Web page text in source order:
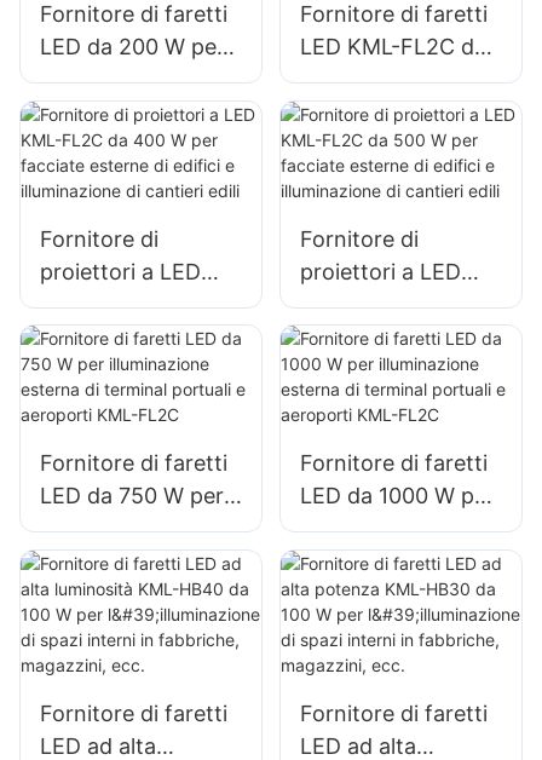
Fornitore di faretti
LED da 200 W per
illuminazione di
parcheggi e
magazzini esterni
KML-FL2C
Fornitore di faretti
LED KML-FL2C da
240 W per
illuminazione di
parcheggi e
magazzini esterni
Fornitore di
proiettori a LED
KML-FL2C da 400
W per facciate
esterne di edifici e
illuminazione di
Fornitore di
proiettori a LED
KML-FL2C da 500
W per facciate
esterne di edifici e
illuminazione di
Fornitore di faretti
LED da 750 W per
illuminazione
esterna di terminal
portuali e aeroporti
KML-FL2C
Fornitore di faretti
LED da 1000 W per
illuminazione
esterna di terminal
portuali e aeroporti
KML-FL2C
Fornitore di faretti
LED ad alta
Fornitore di faretti
LED ad alta